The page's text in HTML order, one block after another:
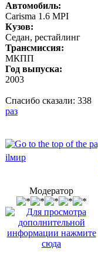
Автомобиль:
Carisma 1.6 MPI
Кузов:
Седан, рестайлинг
Трансмиссия:
МКПП
Год выпуска:
2003
Спасибо сказали: 338
раз
ilмир
Модератор